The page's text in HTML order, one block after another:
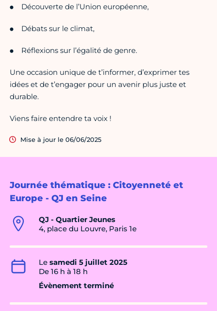
Journée thématique : Citoyenneté et
Europe - QJ en Seine
QJ - Quartier Jeunes
4, place du Louvre, Paris 1e
Le samedi 5 juillet 2025
De 16 h à 18 h
Évènement terminé
Découverte de l’Union européenne,
Débats sur le climat,
Réflexions sur l’égalité de genre.
Une occasion unique de t’informer, d’exprimer tes
idées et de t’engager pour un avenir plus juste et
durable.
Viens faire entendre ta voix !
Mise à jour le 06/06/2025